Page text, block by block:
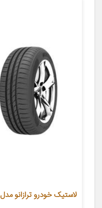
لاستیک خودرو ترازانو مدل Z107 سایز 235/55/18-دو حلقه